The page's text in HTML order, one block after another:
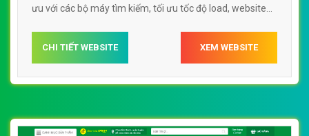
ưu với các bộ máy tìm kiếm, tối ưu tốc độ load, website
website Web bán thạch rau câu
vemaybayphuongnamcom
CHI TIẾT WEBSITE XEM WEBSITE